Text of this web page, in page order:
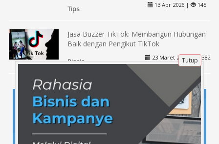
Tips
13 Apr 2026 | 145
Jasa Buzzer TikTok: Membangun Hubungan
Baik dengan Pengikut TikTok
Bisnis
23 Maret 2025 | 382
Tutup